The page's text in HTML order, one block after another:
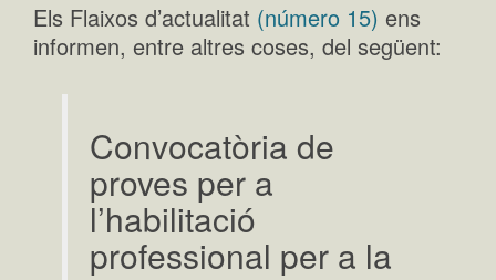
Els Flaixos d’actualitat (número 15) ens
informen, entre altres coses, del següent:
Convocatòria de
proves per a
l’habilitació
professional per a la